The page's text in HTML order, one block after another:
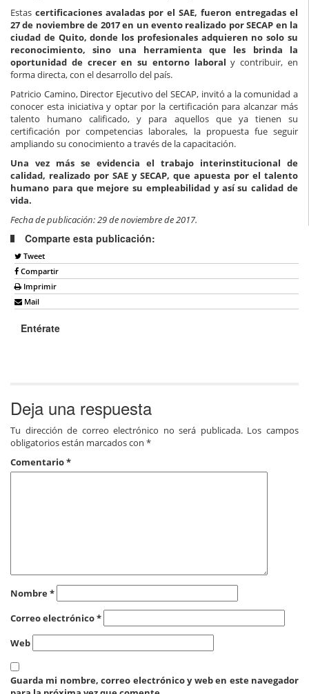
Estas certificaciones avaladas por el SAE, fueron entregadas el
27 de noviembre de 2017 en un evento realizado por SECAP en la
ciudad de Quito, donde los profesionales adquieren no solo su
reconocimiento, sino una herramienta que les brinda la
oportunidad de crecer en su entorno laboral y contribuir, en
forma directa, con el desarrollo del país.
Patricio Camino, Director Ejecutivo del SECAP, invitó a la comunidad a
conocer esta iniciativa y optar por la certificación para alcanzar más
talento humano calificado, y para aquellos que ya tienen su
certificación por competencias laborales, la propuesta fue seguir
ampliando su conocimiento a través de la capacitación.
Una vez más se evidencia el trabajo interinstitucional de
calidad, realizado por SAE y SECAP, que apuesta por el talento
humano para que mejore su empleabilidad y así su calidad de
vida.
Fecha de publicación: 29 de noviembre de 2017.
Comparte esta publicación:
Tweet
Compartir
Imprimir
Mail
Entérate
Deja una respuesta
Tu dirección de correo electrónico no será publicada. Los campos
obligatorios están marcados con *
Comentario*
Nombre*
Correo electrónico*
Web
Guarda mi nombre, correo electrónico y web en este navegador